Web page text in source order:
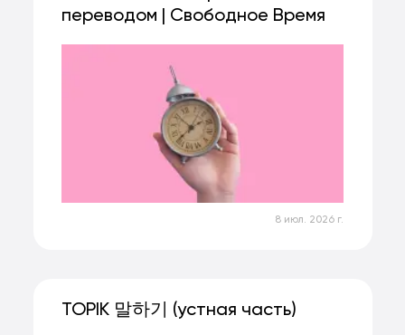
переводом | Свободное Время
8 июл. 2026 г.
TOPIK 말하기 (устная часть)